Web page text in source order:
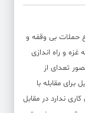
( ۱۵ اکتبر ۲۰۲۳ ) و شروع حملات بی وقفه و
و راه اندازی
تعدای از
مقابله با
ندارد در مقابل